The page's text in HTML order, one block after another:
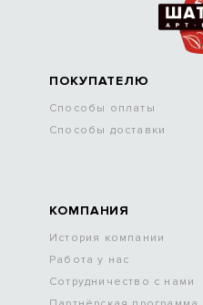
ПОКУПАТЕЛЮ
Способы оплаты
Способы доставки
КОМПАНИЯ
История компании
Работа у нас
Сотрудничество с нами